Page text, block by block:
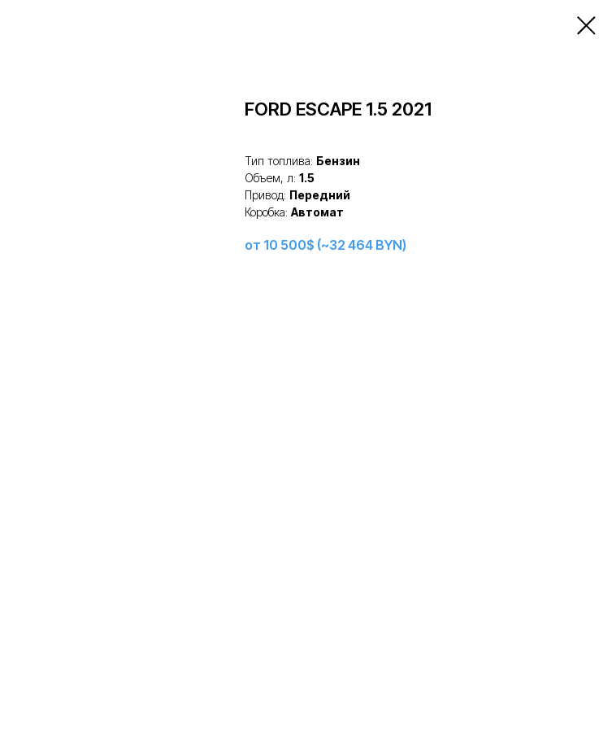
FORD ESCAPE 1.5 2021
Тип топлива: Бензин
Объем, л: 1.5
Привод: Передний
Коробка: Автомат
от 10 500$ (~32 464 BYN)